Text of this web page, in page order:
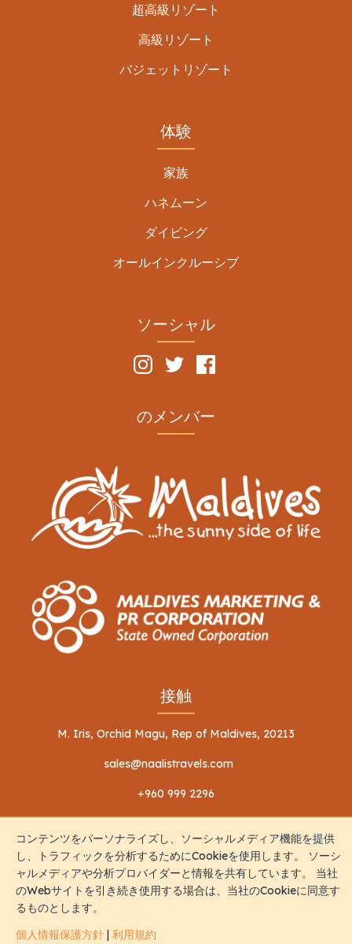
超高級リゾート
高級リゾート
バジェットリゾート
体験
家族
ハネムーン
ダイビング
オールインクルーシブ
ソーシャル
のメンバー
接触
M. Iris, Orchid Magu, Rep of Maldives, 20213
sales@naalistravels.com
+960 999 2296
利用規約 個人情報保護方針
コンテンツをパーソナライズし、ソーシャルメディア機能を提供
し、トラフィックを分析するためにCookieを使用します。 ソーシ
ャルメディアや分析プロバイダーと情報を共有しています。 当社
のWebサイトを引き続き使用する場合は、当社のCookieに同意す
るものとします。
個人情報保護方針 | 利用規約